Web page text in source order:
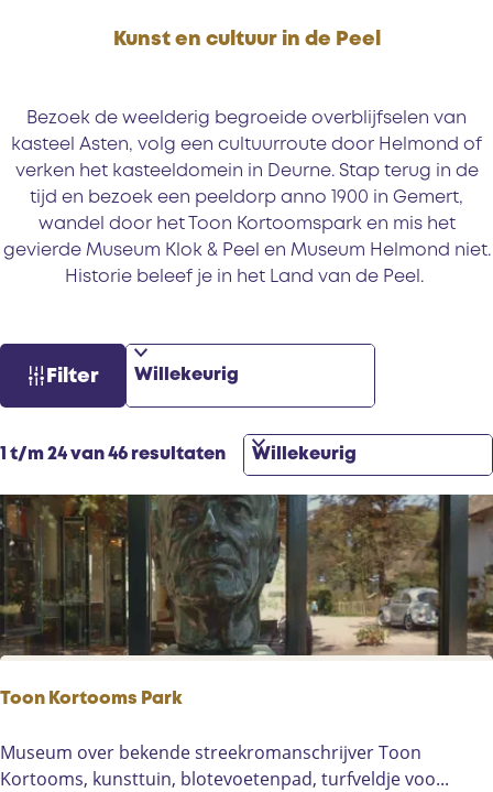
Kunst en cultuur in de Peel
Bezoek de weelderig begroeide overblijfselen van
kasteel Asten, volg een cultuurroute door Helmond of
verken het kasteeldomein in Deurne. Stap terug in de
tijd en bezoek een peeldorp anno 1900 in Gemert,
wandel door het Toon Kortoomspark en mis het
gevierde Museum Klok & Peel en Museum Helmond niet.
Historie beleef je in het Land van de Peel.
t
o
k
e
Filter
S
r
e
r
o
p
:
1 t/m 24 van 46 resultaten
S
r
t
e
e
r
o
p
Toon Kortooms Park
T
o
Museum over bekende streekromanschrijver Toon
Kortooms, kunsttuin, blotevoetenpad, turfveldje voo...